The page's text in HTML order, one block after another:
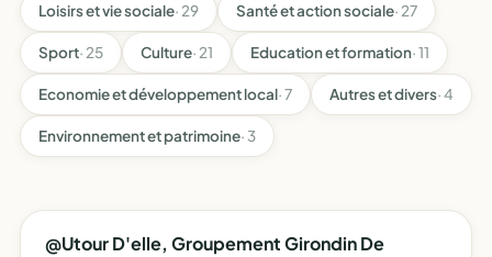
Loisirs et vie sociale· 29 Santé et action sociale· 27
Sport· 25 Culture· 21 Education et formation· 11
Economie et développement local· 7 Autres et divers· 4
Environnement et patrimoine· 3
@Utour D'elle, Groupement Girondin De